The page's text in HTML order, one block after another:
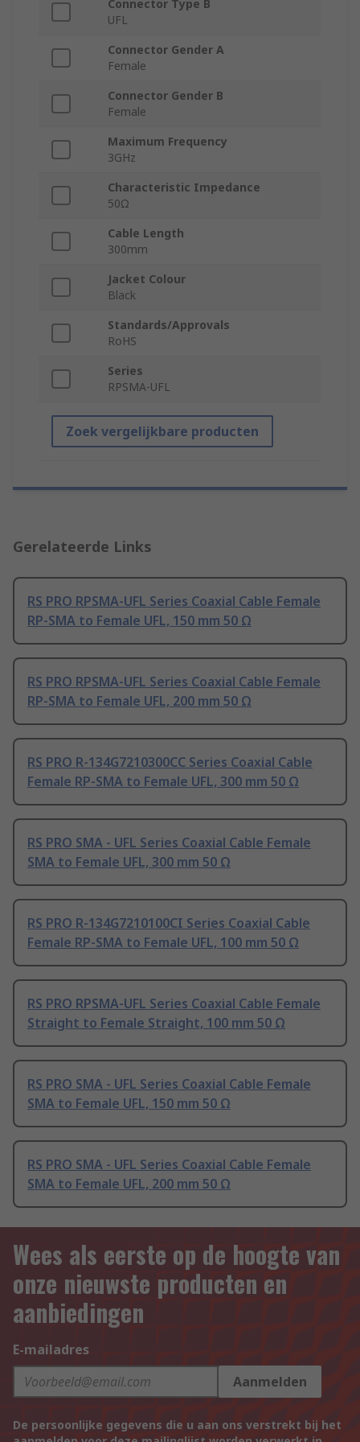
Connector Type B
UFL
Connector Gender A
Female
Connector Gender B
Female
Maximum Frequency
3GHz
Characteristic Impedance
50Ω
Cable Length
300mm
Jacket Colour
Black
Standards/Approvals
RoHS
Series
RPSMA-UFL
Zoek vergelijkbare producten
Gerelateerde Links
RS PRO RPSMA-UFL Series Coaxial Cable Female
RP-SMA to Female UFL, 150 mm 50 Ω
RS PRO RPSMA-UFL Series Coaxial Cable Female
RP-SMA to Female UFL, 200 mm 50 Ω
RS PRO R-134G7210300CC Series Coaxial Cable
Female RP-SMA to Female UFL, 300 mm 50 Ω
RS PRO SMA - UFL Series Coaxial Cable Female
SMA to Female UFL, 300 mm 50 Ω
RS PRO R-134G7210100CI Series Coaxial Cable
Female RP-SMA to Female UFL, 100 mm 50 Ω
RS PRO RPSMA-UFL Series Coaxial Cable Female
Straight to Female Straight, 100 mm 50 Ω
RS PRO SMA - UFL Series Coaxial Cable Female
SMA to Female UFL, 150 mm 50 Ω
RS PRO SMA - UFL Series Coaxial Cable Female
SMA to Female UFL, 200 mm 50 Ω
Wees als eerste op de hoogte van
onze nieuwste producten en
aanbiedingen
E-mailadres
Aanmelden
De persoonlijke gegevens die u aan ons verstrekt bij het